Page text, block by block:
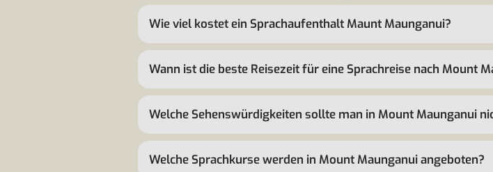
Wie viel kostet ein Sprachaufenthalt Maunt Maunganui?
Wann ist die beste Reisezeit für eine Sprachreise nach Mount
Welche Sehenswürdigkeiten sollte man in Mount Maunganui
Welche Sprachkurse werden in Mount Maunganui angeboten?